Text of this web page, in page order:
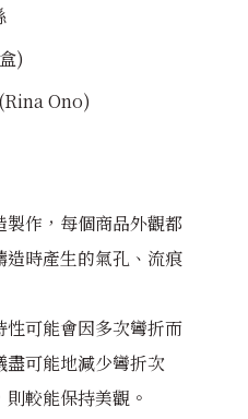
)
Ono)
作，每個商品外觀都
時產生的氣孔、流痕
可能會因多次彎折而
可能地減少彎折次
較能保持美觀。